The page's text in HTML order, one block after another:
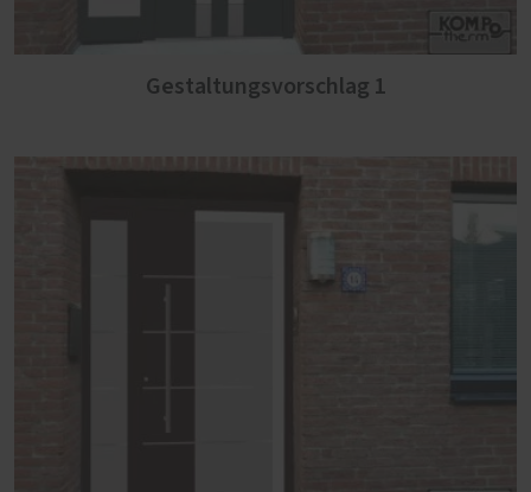
Gestaltungsvorschlag 1